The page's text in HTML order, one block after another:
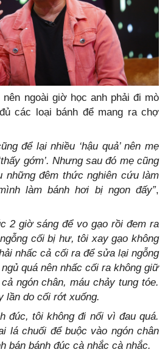
ngoài giờ học anh phải đi mò
các loại bánh để mang ra chợ
để lại nhiều ‘hậu quả’ nên mẹ
gớm’. Nhưng sau đó mẹ cũng
những đêm thức nghiên cứu làm
làm bánh hơi bị ngon đấy”,
2 giờ sáng để vo gạo rồi đem ra
cối bị hư, tôi xay gạo không
nhấc cả cối ra để sửa lại ngỗng
quá nên nhấc cối ra không giữ
ngón chân, máu chảy tung tóe.
lần do cối rớt xuống.
đúc, tôi không đi nổi vì đau quá.
lá chuối để buộc vào ngón chân
bán bánh đúc cà nhắc cà nhắc.